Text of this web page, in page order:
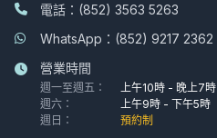
電話：(852) 3563 5263
WhatsApp：(852) 9217 2362
營業時間
週一至週五：
上午10時 - 晚上7時
週六：
上午9時 - 下午5時
週日：
預約制